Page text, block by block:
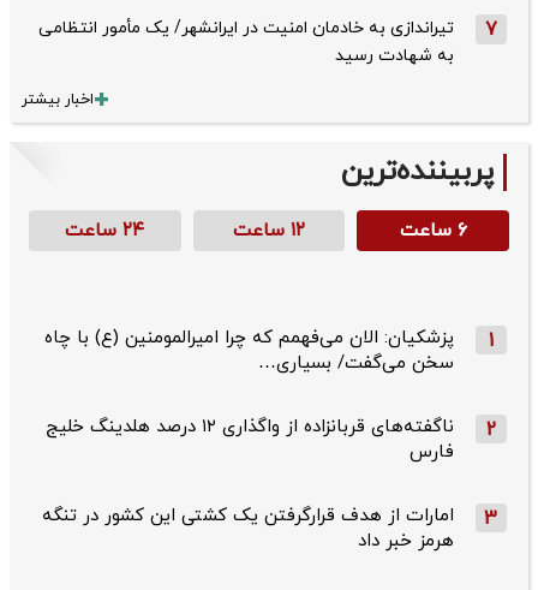
7
تیراندازی به خادمان امنیت در ایرانشهر/ یک مأمور انتظامی
به شهادت رسید
اخبار بیشتر
پربیننده‌ترین
۶ ساعت ۱۲ ساعت ۲۴ ساعت
1
پزشکیان: الان می‌فهمم که چرا امیرالمومنین (ع) با چاه
سخن می‌گفت/ بسیاری…
2
ناگفته‌های قربانزاده از واگذاری ۱۲ درصد هلدینگ خلیج
فارس
3
امارات از هدف قرارگرفتن یک کشتی این کشور در تنگه
هرمز خبر داد